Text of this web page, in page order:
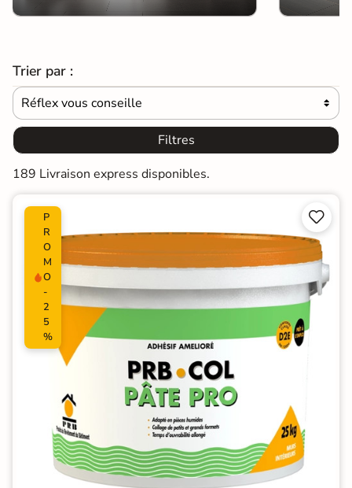
Trier par :
Réflex vous conseille 
Filtres
189 Livraison express disponibles.
P
R
O
M
O
-
2
5
%

